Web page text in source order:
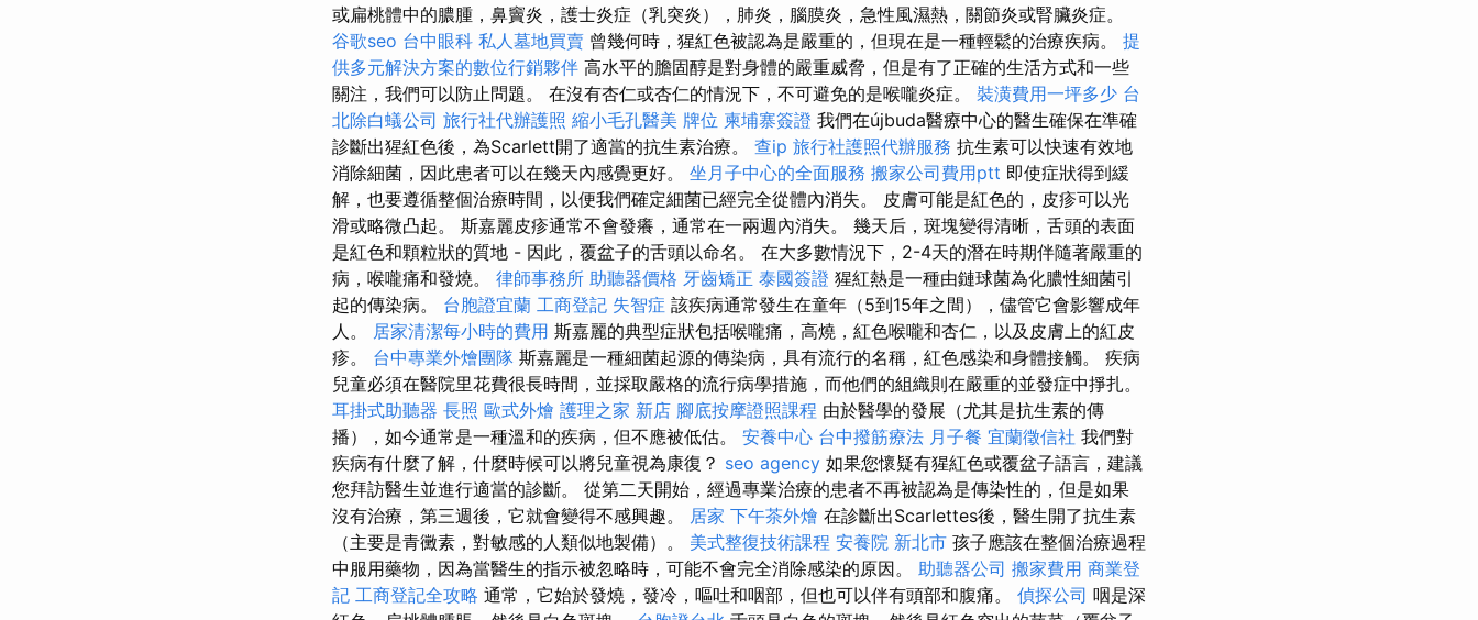
或扁桃體中的膿腫，鼻竇炎，護士炎症（乳突炎），肺炎，腦膜炎，急性風濕熱，關節炎或腎臟炎症。
谷歌seo 台中眼科 私人墓地買賣 曾幾何時，猩紅色被認為是嚴重的，但現在是一種輕鬆的治療疾病。 提
供多元解決方案的數位行銷夥伴 高水平的膽固醇是對身體的嚴重威脅，但是有了正確的生活方式和一些
關注，我們可以防止問題。 在沒有杏仁或杏仁的情況下，不可避免的是喉嚨炎症。 裝潢費用一坪多少 台
北除白蟻公司 旅行社代辦護照 縮小毛孔醫美 牌位 柬埔寨簽證 我們在újbuda醫療中心的醫生確保在準確
診斷出猩紅色後，為Scarlett開了適當的抗生素治療。 查ip 旅行社護照代辦服務 抗生素可以快速有效地
消除細菌，因此患者可以在幾天內感覺更好。 坐月子中心的全面服務 搬家公司費用ptt 即使症狀得到緩
解，也要遵循整個治療時間，以便我們確定細菌已經完全從體內消失。 皮膚可能是紅色的，皮疹可以光
滑或略微凸起。 斯嘉麗皮疹通常不會發癢，通常在一兩週內消失。 幾天后，斑塊變得清晰，舌頭的表面
是紅色和顆粒狀的質地 - 因此，覆盆子的舌頭以命名。 在大多數情況下，2-4天的潛在時期伴隨著嚴重的
病，喉嚨痛和發燒。 律師事務所 助聽器價格 牙齒矯正 泰國簽證 猩紅熱是一種由鏈球菌為化膿性細菌引
起的傳染病。 台胞證宜蘭 工商登記 失智症 該疾病通常發生在童年（5到15年之間），儘管它會影響成年
人。 居家清潔每小時的費用 斯嘉麗的典型症狀包括喉嚨痛，高燒，紅色喉嚨和杏仁，以及皮膚上的紅皮
疹。 台中專業外燴團隊 斯嘉麗是一種細菌起源的傳染病，具有流行的名稱，紅色感染和身體接觸。 疾病
兒童必須在醫院里花費很長時間，並採取嚴格的流行病學措施，而他們的組織則在嚴重的並發症中掙扎。
耳掛式助聽器 長照 歐式外燴 護理之家 新店 腳底按摩證照課程 由於醫學的發展（尤其是抗生素的傳
播），如今通常是一種溫和的疾病，但不應被低估。 安養中心 台中撥筋療法 月子餐 宜蘭徵信社 我們對
疾病有什麼了解，什麼時候可以將兒童視為康復？ seo agency 如果您懷疑有猩紅色或覆盆子語言，建議
您拜訪醫生並進行適當的診斷。 從第二天開始，經過專業治療的患者不再被認為是傳染性的，但是如果
沒有治療，第三週後，它就會變得不感興趣。 居家 下午茶外燴 在診斷出Scarlettes後，醫生開了抗生素
（主要是青黴素，對敏感的人類似地製備）。 美式整復技術課程 安養院 新北市 孩子應該在整個治療過程
中服用藥物，因為當醫生的指示被忽略時，可能不會完全消除感染的原因。 助聽器公司 搬家費用 商業登
記 工商登記全攻略 通常，它始於發燒，發冷，嘔吐和咽部，但也可以伴有頭部和腹痛。 偵探公司 咽是深